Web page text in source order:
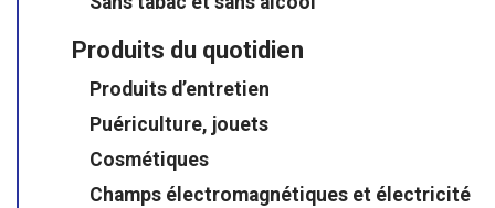
Produits du quotidien
Produits d’entretien
Puériculture, jouets
Cosmétiques
Champs électromagnétiques et électricité